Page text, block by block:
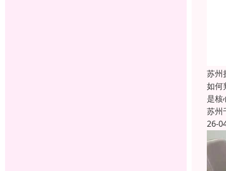
苏州
如何
是‌核
苏州
26-